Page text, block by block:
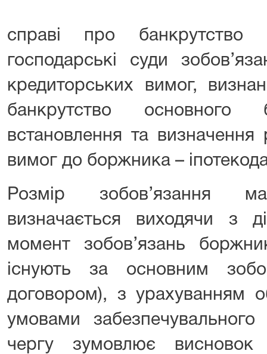
справі про банкрутство
господарські суди
кредиторських вимог,
банкрутство
встановлення та визначення
вимог до боржника –
Розмір зобов’язання
визначається виходячи з
момент зобов’язань
існують за основним
договором), з урахуванням
умовами
чергу зумовлює